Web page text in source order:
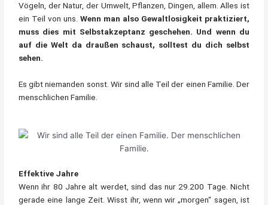
Vögeln, der Natur, der Umwelt, Pflanzen, Dingen, allem. Alles ist
ein Teil von uns. Wenn man also Gewaltlosigkeit praktiziert,
muss dies mit Selbstakzeptanz geschehen. Und wenn du
auf die Welt da draußen schaust, solltest du dich selbst
sehen.
Es gibt niemanden sonst. Wir sind alle Teil der einen Familie. Der
menschlichen Familie.
Effektive Jahre
Wenn ihr 80 Jahre alt werdet, sind das nur 29.200 Tage. Nicht
gerade eine lange Zeit. Wisst ihr, wenn wir „morgen“ sagen, ist